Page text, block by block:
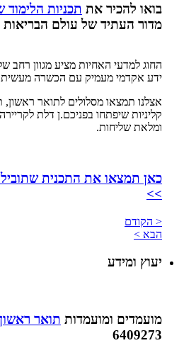
בואו להכיר את תכניות הלימוד
מדור העתיד של עולם הבריאות
החוג למדעי האחיות מציע מגוון רחב
ידע אקדמי מעמיק עם הכשרה מעשית
אצלנו תמצאו מסלולים לתואר
קליניות שיפתחו בפניכם.ן דלת
ומלאת שליחות.
כאן תמצאו את התכנית
>>
< הקודם
הבא >
יעוץ ומידע
מועמדים ומועמדות תואר
6409273